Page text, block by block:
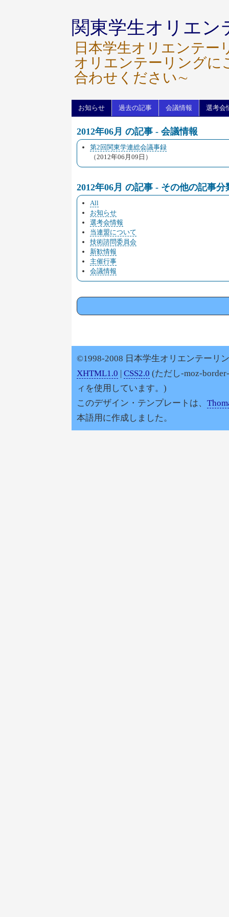
関東学生オリエン
日本学生オリエンテ
オリエンテーリングに
合わせください∼
お知らせ 過去の記事 会議情報 選考会
2012年06月 の記事 - 会議情報
第2回関東学連総会議事録
（2012年06月09日）
2012年06月 の記事 - その他の記事分
All
お知らせ
選考会情報
当連盟について
技術諮問委員会
新歓情報
主催行事
会議情報
©1998-2008 日本学生オリエンテーリ
XHTML1.0 | CSS2.0 (ただし-moz-
ィを使用しています。)
このデザイン・テンプレートは、
本語用に作成しました。